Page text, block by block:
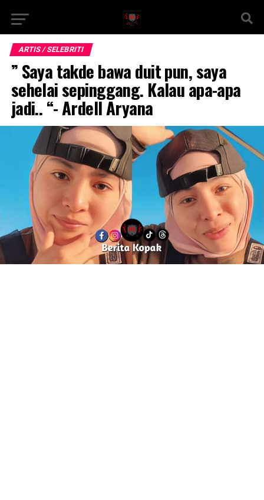
ARTIS / SELEBRITI
” Saya takde bawa duit pun, saya
sehelai sepinggang. Kalau apa-apa
jadi.. “- Ardell Aryana